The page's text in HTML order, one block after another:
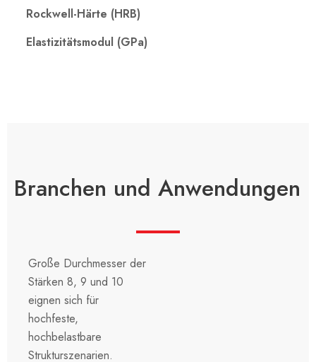
Rockwell-Härte (HRB)
Elastizitätsmodul (GPa)
Branchen und Anwendungen
Große Durchmesser der
Stärken 8, 9 und 10
eignen sich für
hochfeste,
hochbelastbare
Strukturszenarien.